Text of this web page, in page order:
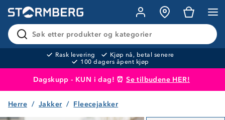
Søk etter produkter og kategorier
Rask levering
Kjøp nå, betal senere
100 dagers åpent kjøp
Dagskupp - KUN i dag! ⏰Se tilbudene HER!
Produktet er lagt i handlekurven
Herre Jakker Fleecejakker